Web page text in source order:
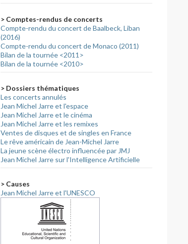
> Comptes-rendus de concerts
Compte-rendu du concert de Baalbeck, Liban
(2016)
Compte-rendu du concert de Monaco (2011)
Bilan de la tournée <2011>
Bilan de la tournée <2010>
> Dossiers thématiques
Les concerts annulés
Jean Michel Jarre et l'espace
Jean Michel Jarre et le cinéma
Jean Michel Jarre et les remixes
Ventes de disques et de singles en France
Le rêve américain de Jean-Michel Jarre
La jeune scène électro influencée par JMJ
Jean Michel Jarre sur l'Intelligence Artificielle
> Causes
Jean Michel Jarre et l'UNESCO